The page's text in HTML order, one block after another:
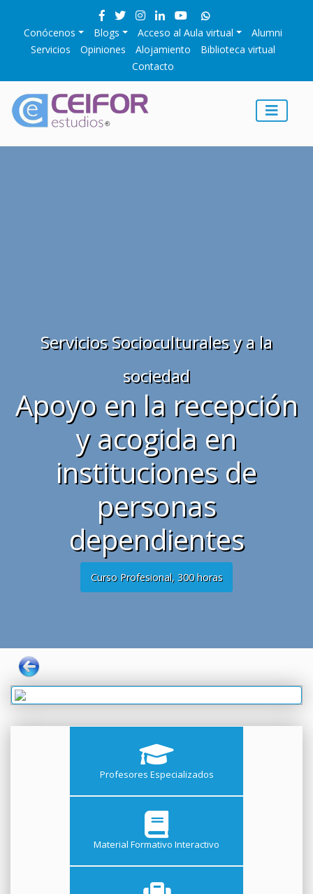
Conócenos Blogs Acceso al Aula virtual
Alumni
Servicios
Opiniones Alojamiento
Biblioteca virtual
Contacto
Servicios Socioculturales y a la
sociedad
Apoyo en la recepción
y acogida en
instituciones de
personas
dependientes
Curso Profesional, 300 horas
Profesores Especializados
Material Formativo Interactivo